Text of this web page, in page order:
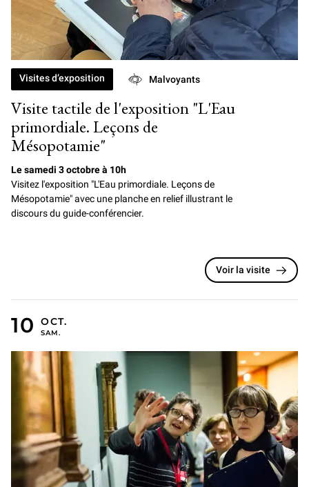
Visite tactile de l'exposition "L'Eau
primordiale. Leçons de
Mésopotamie"
Visites d’exposition Malvoyants
Le samedi 3 octobre à 10h
Visitez l'exposition "L'Eau primordiale. Leçons de
Mésopotamie" avec une planche en relief illustrant le
discours du guide-conférencier.
Voir la visite